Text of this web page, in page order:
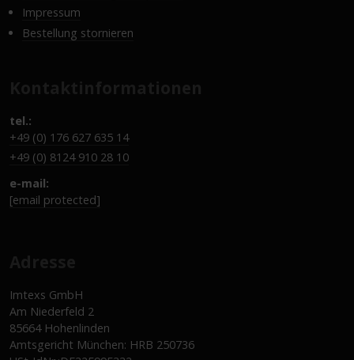
Impressum
Bestellung stornieren
tel.:
+49 (0) 176 627 635 14
+49 (0) 8124 910 28 10
e-mail:
[email protected]
Imtexs GmbH
Am Niederfeld 2
85664 Hohenlinden
Amtsgericht München: HRB 250736